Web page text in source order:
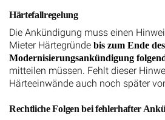
Härtefallregelung
Die Ankündigung muss einen
Mieter Härtegründe bis zum Ende
Modernisierungsankündigung
mitteilen müssen. Fehlt dieser
Härteeinwände auch noch später
Rechtliche Folgen bei fehlerhafter